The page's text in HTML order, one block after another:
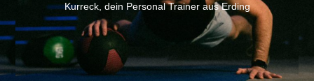
Kurreck, dein Personal Trainer aus Erding